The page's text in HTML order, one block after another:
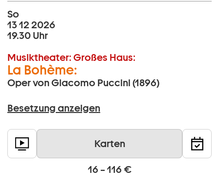
So
13 12 2026
19.30 Uhr
Musiktheater: Großes Haus:
La Bohème:
Oper von Giacomo Puccini (1896)
Besetzung anzeigen
Karten
16 – 116 €